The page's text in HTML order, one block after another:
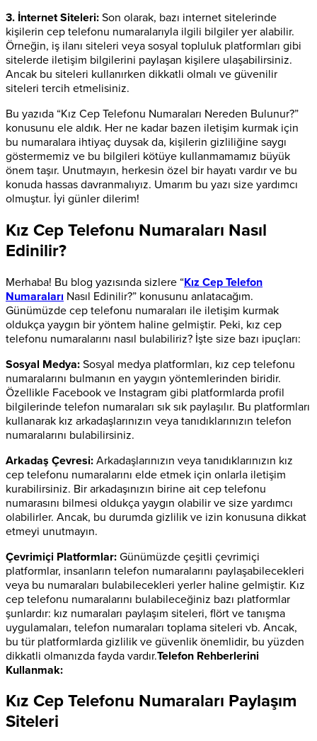
3. İnternet Siteleri: Son olarak, bazı internet sitelerinde
kişilerin cep telefonu numaralarıyla ilgili bilgiler yer alabilir.
Örneğin, iş ilanı siteleri veya sosyal topluluk platformları gibi
sitelerde iletişim bilgilerini paylaşan kişilere ulaşabilirsiniz.
Ancak bu siteleri kullanırken dikkatli olmalı ve güvenilir
siteleri tercih etmelisiniz.
Bu yazıda “Kız Cep Telefonu Numaraları Nereden Bulunur?”
konusunu ele aldık. Her ne kadar bazen iletişim kurmak için
bu numaralara ihtiyaç duysak da, kişilerin gizliliğine saygı
göstermemiz ve bu bilgileri kötüye kullanmamamız büyük
önem taşır. Unutmayın, herkesin özel bir hayatı vardır ve bu
konuda hassas davranmalıyız. Umarım bu yazı size yardımcı
olmuştur. İyi günler dilerim!
Kız Cep Telefonu Numaraları Nasıl
Edinilir?
Merhaba! Bu blog yazısında sizlere “Kız Cep Telefon
Numaraları Nasıl Edinilir?” konusunu anlatacağım.
Günümüzde cep telefonu numaraları ile iletişim kurmak
oldukça yaygın bir yöntem haline gelmiştir. Peki, kız cep
telefonu numaralarını nasıl bulabiliriz? İşte size bazı ipuçları:
Sosyal Medya: Sosyal medya platformları, kız cep telefonu
numaralarını bulmanın en yaygın yöntemlerinden biridir.
Özellikle Facebook ve Instagram gibi platformlarda profil
bilgilerinde telefon numaraları sık sık paylaşılır. Bu platformları
kullanarak kız arkadaşlarınızın veya tanıdıklarınızın telefon
numaralarını bulabilirsiniz.
Arkadaş Çevresi: Arkadaşlarınızın veya tanıdıklarınızın kız
cep telefonu numaralarını elde etmek için onlarla iletişim
kurabilirsiniz. Bir arkadaşınızın birine ait cep telefonu
numarasını bilmesi oldukça yaygın olabilir ve size yardımcı
olabilirler. Ancak, bu durumda gizlilik ve izin konusuna dikkat
etmeyi unutmayın.
Çevrimiçi Platformlar: Günümüzde çeşitli çevrimiçi
platformlar, insanların telefon numaralarını paylaşabilecekleri
veya bu numaraları bulabilecekleri yerler haline gelmiştir. Kız
cep telefonu numaralarını bulabileceğiniz bazı platformlar
şunlardır: kız numaraları paylaşım siteleri, flört ve tanışma
uygulamaları, telefon numaraları toplama siteleri vb. Ancak,
bu tür platformlarda gizlilik ve güvenlik önemlidir, bu yüzden
dikkatli olmanızda fayda vardır.Telefon Rehberlerini
Kullanmak:
Kız Cep Telefonu Numaraları Paylaşım
Siteleri